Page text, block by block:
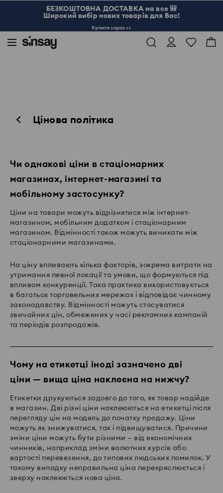
БЕЗКОШТОВНА ДОСТАВКА на все 🎒
Широкий вибір нових товарів для Вас!
Купити зараз >>
Цінова політика
Чи однакові ціни в стаціонарних
магазинах, інтернет-магазині та
мобільному застосунку?
Ціни на товари можуть відрізнятися між інтернет-
магазином, мобільним додатком і стаціонарним
магазином. Відмінності також можуть виникати між
стаціонарними магазинами.
На ціну впливають кілька факторів, зокрема витрати на
утримання певної локації та умови, що формуються під
впливом конкуренції. Така практика використовується
в багатьох торговельних мережах і відповідає чинному
законодавству. Відмінності можуть стосуватися
звичайних цін, обмежених у часі рекламних кампаній
та періодів розпродажів.
Чому на етикетці іноді зазначено дві
ціни — вища ціна наклеєна на нижчу?
Етикетки друкуються задовго до того, як товар надійде
в магазин. Дві різні ціни наклеюються на етикетці після
перегляду цін на модель до початку продажу. Ціни
можуть як знижуватися, так і підвищуватися. Причини
зміни ціни можуть бути різними — від економічних
чинників, наприклад зміни валютних курсів або
вартості перевезення, до типових людських помилок. У
такому випадку неправильна ціна перекреслюється і
зверху наклеюється нова ціна.